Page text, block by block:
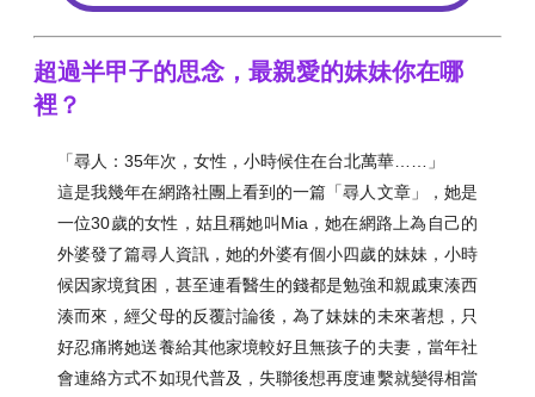
超過半甲子的思念，最親愛的妹妹你在哪
裡？
「尋人：35年次，女性，小時候住在台北萬華……」
這是我幾年在網路社團上看到的一篇「尋人文章」，她是
一位30歲的女性，姑且稱她叫Mia，她在網路上為自己的
外婆發了篇尋人資訊，她的外婆有個小四歲的妹妹，小時
候因家境貧困，甚至連看醫生的錢都是勉強和親戚東湊西
湊而來，經父母的反覆討論後，為了妹妹的未來著想，只
好忍痛將她送養給其他家境較好且無孩子的夫妻，當年社
會連絡方式不如現代普及，失聯後想再度連繫就變得相當